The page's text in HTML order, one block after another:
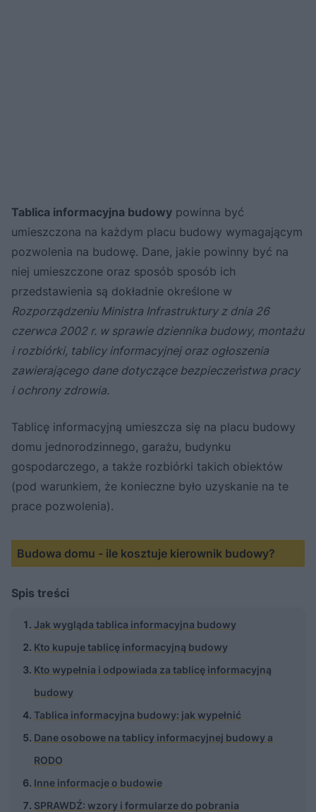
Tablica informacyjna budowy powinna być
umieszczona na każdym placu budowy wymagającym
pozwolenia na budowę. Dane, jakie powinny być na
niej umieszczone oraz sposób sposób ich
przedstawienia są dokładnie określone w
Rozporządzeniu Ministra Infrastruktury z dnia 26
czerwca 2002 r. w sprawie dziennika budowy, montażu
i rozbiórki, tablicy informacyjnej oraz ogłoszenia
zawierającego dane dotyczące bezpieczeństwa pracy
i ochrony zdrowia.
Tablicę informacyjną umieszcza się na placu budowy
domu jednorodzinnego, garażu, budynku
gospodarczego, a także rozbiórki takich obiektów
(pod warunkiem, że konieczne było uzyskanie na te
prace pozwolenia).
Budowa domu - ile kosztuje kierownik budowy?
Spis treści
Jak wygląda tablica informacyjna budowy
Kto kupuje tablicę informacyjną budowy
Kto wypełnia i odpowiada za tablicę informacyjną
budowy
Tablica informacyjna budowy: jak wypełnić
Dane osobowe na tablicy informacyjnej budowy a
RODO
Inne informacje o budowie
SPRAWDŹ: wzory i formularze do pobrania